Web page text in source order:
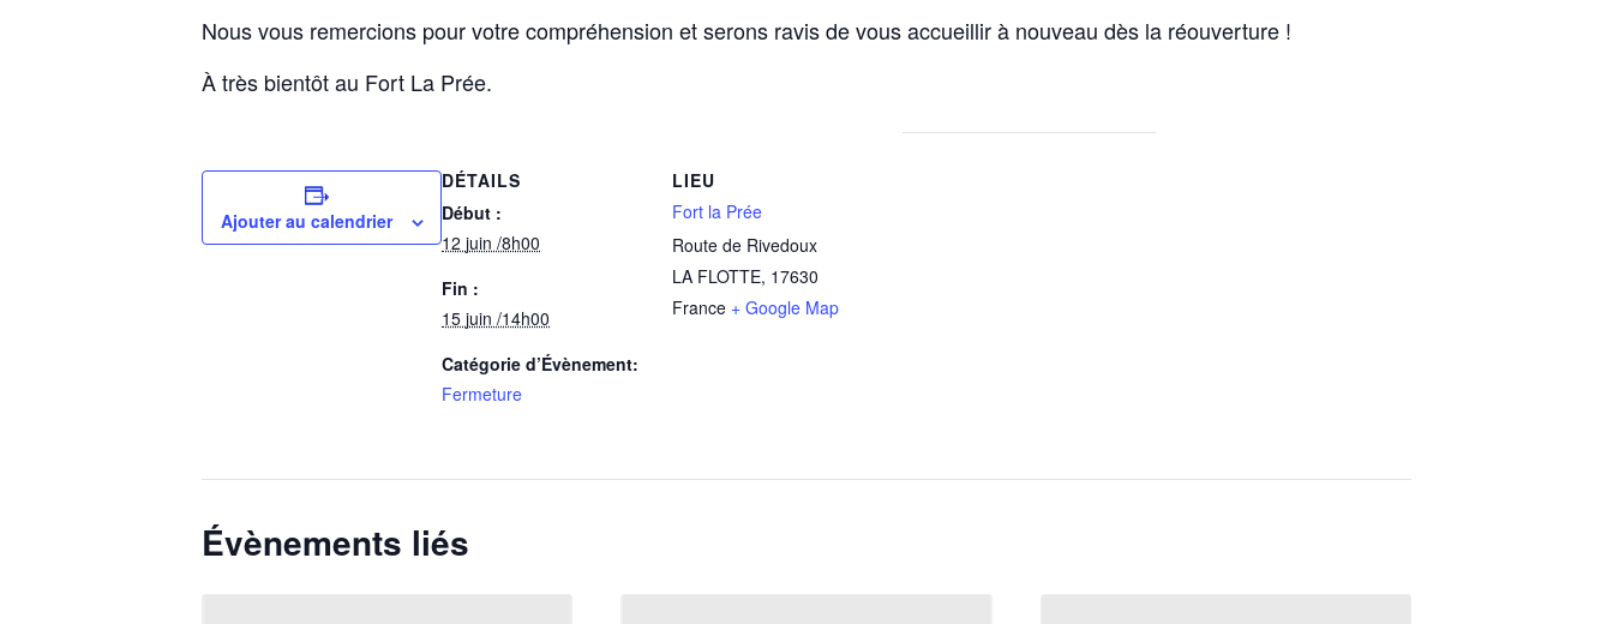
Nous vous remercions pour votre compréhension et serons ravis de vous accueillir à nouveau dès la réouverture !
À très bientôt au Fort La Prée.
Ajouter au calendrier
DÉTAILS
Début :
12 juin /8h00
Fin :
15 juin /14h00
Catégorie d’Évènement:
Fermeture
LIEU
Fort la Prée
Route de Rivedoux
LA FLOTTE, 17630
France + Google Map
Évènements liés